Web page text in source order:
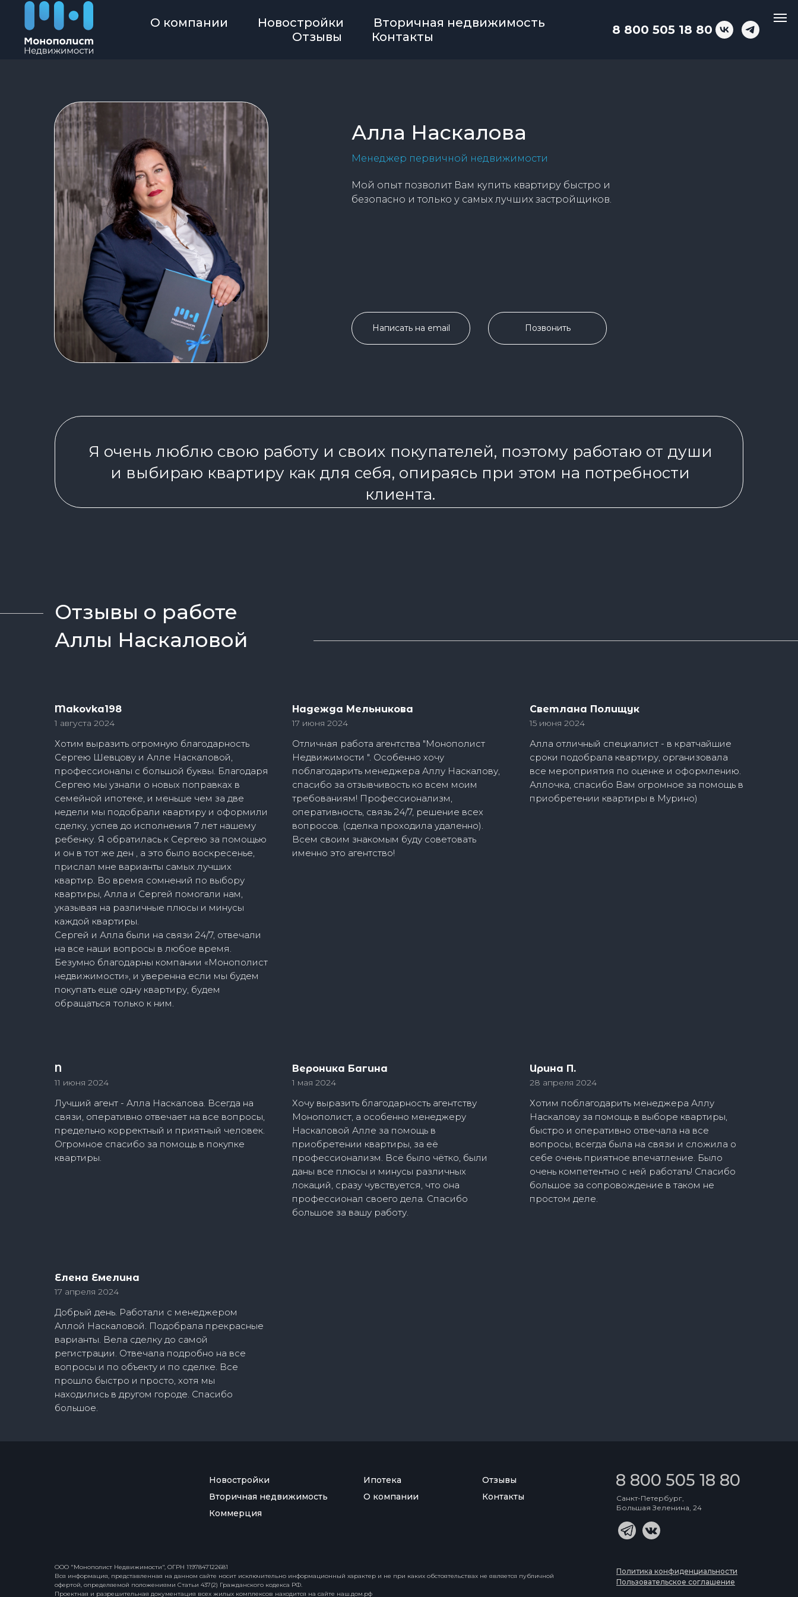
О компании Новостройки
Вторичная недвижимость
Отзывы
Контакты 8 800 505 18 80
Мой опыт позволит Вам купить квартиру быстро и
безопасно и только у самых лучших застройщиков.
Написать на email Позвонить
Алла Наскалова
Менеджер первичной недвижимости
Я очень люблю свою работу и своих покупателей, поэтому работаю от души
и выбираю квартиру как для себя, опираясь при этом на потребности
клиента.
Отзывы о работе
Аллы Наскаловой
Makovka198
1 августа 2024
Хотим выразить огромную благодарность
Сергею Шевцову и Алле Наскаловой,
профессионалы с большой буквы. Благодаря
Сергею мы узнали о новых поправках в
семейной ипотеке, и меньше чем за две
недели мы подобрали квартиру и оформили
сделку, успев до исполнения 7 лет нашему
ребенку. Я обратилась к Сергею за помощью
и он в тот же ден , а это было воскресенье,
прислал мне варианты самых лучших
квартир. Во время сомнений по выбору
квартиры, Алла и Сергей помогали нам,
указывая на различные плюсы и минусы
каждой квартиры.
Сергей и Алла были на связи 24/7, отвечали
на все наши вопросы в любое время.
Безумно благодарны компании «Монополист
недвижимости», и уверенна если мы будем
покупать еще одну квартиру, будем
обращаться только к ним.
Надежда Мельникова
17 июня 2024
Отличная работа агентства "Монополист
Недвижимости ". Особенно хочу
поблагодарить менеджера Аллу Наскалову,
спасибо за отзывчивость ко всем моим
требованиям! Профессионализм,
оперативность, связь 24/7, решение всех
вопросов. (сделка проходила удаленно).
Всем своим знакомым буду советовать
именно это агентство!
Светлана Полищук
15 июня 2024
Алла отличный специалист - в кратчайшие
сроки подобрала квартиру, организовала
все мероприятия по оценке и оформлению.
Аллочка, спасибо Вам огромное за помощь в
приобретении квартиры в Мурино)
N
11 июня 2024
Лучший агент - Алла Наскалова. Всегда на
связи, оперативно отвечает на все вопросы,
предельно корректный и приятный человек.
Огромное спасибо за помощь в покупке
квартиры.
Вероника Багина
1 мая 2024
Хочу выразить благодарность агентству
Монополист, а особенно менеджеру
Наскаловой Алле за помощь в
приобретении квартиры, за её
профессионализм. Всё было чётко, были
даны все плюсы и минусы различных
локаций, сразу чувствуется, что она
профессионал своего дела. Спасибо
большое за вашу работу.
Ирина П.
28 апреля 2024
Хотим поблагодарить менеджера Аллу
Наскалову за помощь в выборе квартиры,
быстро и оперативно отвечала на все
вопросы, всегда была на связи и сложила о
себе очень приятное впечатление. Было
очень компетентно с ней работать! Спасибо
большое за сопровождение в таком не
простом деле.
Елена Емелина
17 апреля 2024
Добрый день. Работали с менеджером
Аллой Наскаловой. Подобрала прекрасные
варианты. Вела сделку до самой
регистрации. Отвечала подробно на все
вопросы и по объекту и по сделке. Все
прошло быстро и просто, хотя мы
находились в другом городе. Спасибо
большое.
Новостройки
Вторичная недвижимость
Коммерция
ООО "Монополист Недвижимости", ОГРН 1197847122681
Вся информация, представленная на данном сайте носит исключительно информационный характер и не при каких обстоятельствах не является публичной
офертой, определяемой положениями Статьи 437(2) Гражданского кодекса РФ.
Проектная и разрешительная документация всех жилых комплексов находится на сайте наш.дом.рф
Отзывы
Контакты
Политика конфиденциальности
Санкт-Петербург,
Большая Зеленина, 24
8 800 505 18 80
Ипотека
О компании
Пользовательское соглашение